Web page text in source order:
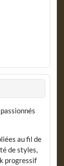
au fil de
de styles,
progressif